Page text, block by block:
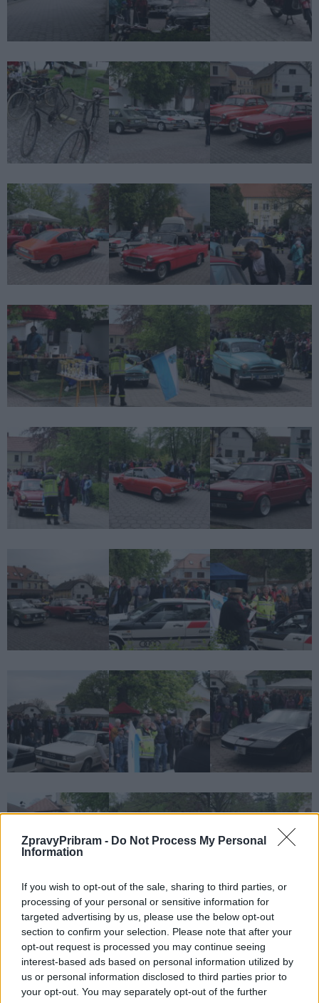
ZpravyPribram - Do Not Process My Personal
Information
If you wish to opt-out of the sale, sharing to third parties, or
processing of your personal or sensitive information for
targeted advertising by us, please use the below opt-out
section to confirm your selection. Please note that after your
opt-out request is processed you may continue seeing
interest-based ads based on personal information utilized by
us or personal information disclosed to third parties prior to
your opt-out. You may separately opt-out of the further